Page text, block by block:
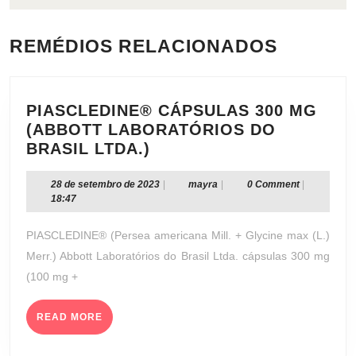
REMÉDIOS RELACIONADOS
PIASCLEDINE® CÁPSULAS 300 MG
(ABBOTT LABORATÓRIOS DO
BRASIL LTDA.)
CÁPSULAS
300
LABORATÓRIOS
DO
28 de setembro de 202328
setembro
2023
mayra mayra 0 Comment
18:47
PIASCLEDINE® (Persea americana Mill. + Glycine max (L.)
Merr.) Abbott Laboratórios do Brasil Ltda. cápsulas 300 mg
(100 mg +
READ MORE READ
MORE